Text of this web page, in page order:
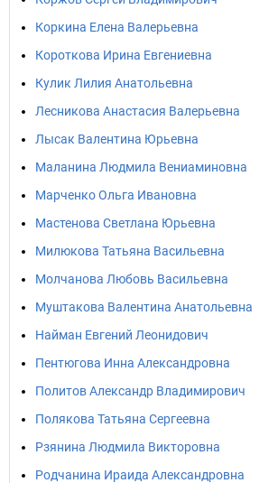
Коркина Елена Валерьевна
Короткова Ирина Евгениевна
Кулик Лилия Анатольевна
Лесникова Анастасия Валерьевна
Лысак Валентина Юрьевна
Маланина Людмила Вениаминовна
Марченко Ольга Ивановна
Мастенова Светлана Юрьевна
Милюкова Татьяна Васильевна
Молчанова Любовь Васильевна
Муштакова Валентина Анатольевна
Найман Евгений Леонидович
Пентюгова Инна Александровна
Политов Александр Владимирович
Полякова Татьяна Сергеевна
Рзянина Людмила Викторовна
Родчанина Ираида Александровна